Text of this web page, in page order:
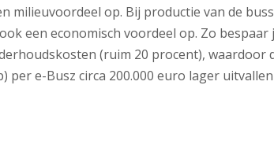
milieuvoordeel op. Bij productie van de
een economisch voordeel op. Zo bespaar
(ruim 20 procent), waardoor
e-Busz circa 200.000 euro lager